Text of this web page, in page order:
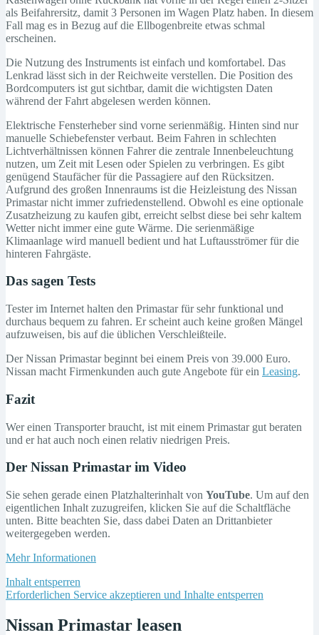
als Beifahrersitz, damit 3 Personen im Wagen Platz haben. In diesem
Fall mag es in Bezug auf die Ellbogenbreite etwas schmal
erscheinen.
Die Nutzung des Instruments ist einfach und komfortabel. Das
Lenkrad lässt sich in der Reichweite verstellen. Die Position des
Bordcomputers ist gut sichtbar, damit die wichtigsten Daten
während der Fahrt abgelesen werden können.
Elektrische Fensterheber sind vorne serienmäßig. Hinten sind nur
manuelle Schiebefenster verbaut. Beim Fahren in schlechten
Lichtverhältnissen können Fahrer die zentrale Innenbeleuchtung
nutzen, um Zeit mit Lesen oder Spielen zu verbringen. Es gibt
genügend Staufächer für die Passagiere auf den Rücksitzen.
Aufgrund des großen Innenraums ist die Heizleistung des Nissan
Primastar nicht immer zufriedenstellend. Obwohl es eine optionale
Zusatzheizung zu kaufen gibt, erreicht selbst diese bei sehr kaltem
Wetter nicht immer eine gute Wärme. Die serienmäßige
Klimaanlage wird manuell bedient und hat Luftausströmer für die
hinteren Fahrgäste.
Das sagen Tests
Tester im Internet halten den Primastar für sehr funktional und
durchaus bequem zu fahren. Er scheint auch keine großen Mängel
aufzuweisen, bis auf die üblichen Verschleißteile.
Der Nissan Primastar beginnt bei einem Preis von 39.000 Euro.
Nissan macht Firmenkunden auch gute Angebote für ein Leasing.
Fazit
Wer einen Transporter braucht, ist mit einem Primastar gut beraten
und er hat auch noch einen relativ niedrigen Preis.
Der Nissan Primastar im Video
Sie sehen gerade einen Platzhalterinhalt von YouTube. Um auf den
eigentlichen Inhalt zuzugreifen, klicken Sie auf die Schaltfläche
unten. Bitte beachten Sie, dass dabei Daten an Drittanbieter
weitergegeben werden.
Mehr Informationen
Inhalt entsperren
Erforderlichen Service akzeptieren und Inhalte entsperren
Nissan Primastar leasen